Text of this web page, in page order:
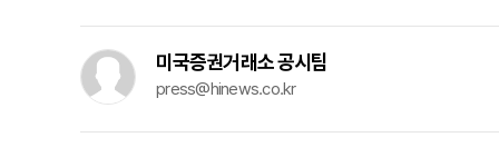
미국증권거래소 공시팀
press@hinews.co.kr